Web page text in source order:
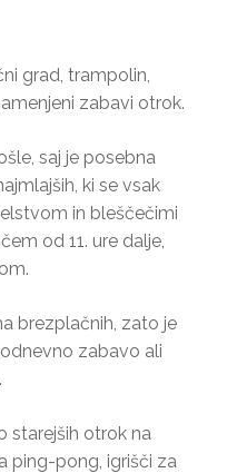
grad, trampolin,
zabavi otrok.
saj je posebna
ki se vsak
in bleščečimi
od 11. ure dalje,
brezplačnih, zato je
zabavo ali
starejših otrok na
ping-pong, igrišči za